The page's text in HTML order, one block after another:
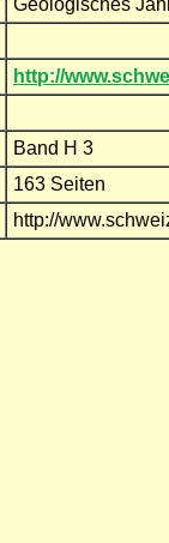
Geologisches
http://
Band H 3
163 Seiten
http://